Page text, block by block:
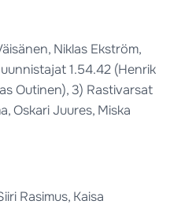
Niklas Ekström,
1.54.42 (Henrik
Outinen), 3) Rastivarsat
Oskari Juures, Miska
Rasimus, Kaisa